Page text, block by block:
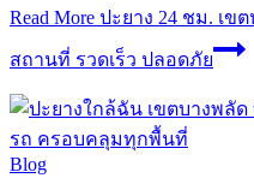
Read More ปะยาง 24 ชม. เ
สถานที่ รวดเร็ว ปลอดภัย
Blog